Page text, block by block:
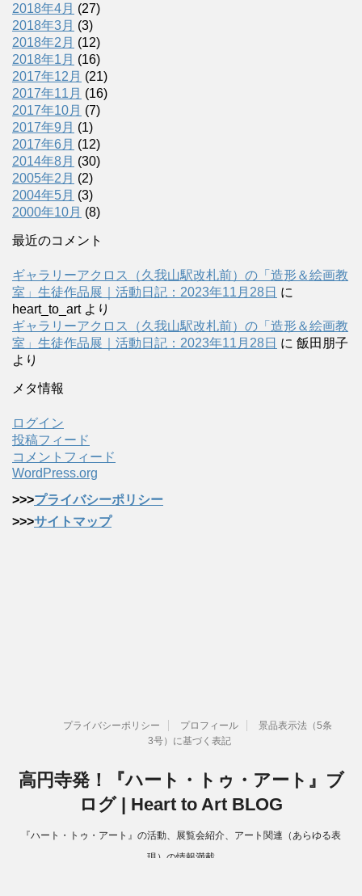
2018年4月 (27)
2018年3月 (3)
2018年2月 (12)
2018年1月 (16)
2017年12月 (21)
2017年11月 (16)
2017年10月 (7)
2017年9月 (1)
2017年6月 (12)
2014年8月 (30)
2005年2月 (2)
2004年5月 (3)
2000年10月 (8)
最近のコメント
ギャラリーアクロス（久我山駅改札前）の「造形＆絵画教
室」生徒作品展｜活動日記：2023年11月28日 に
heart_to_artより
ギャラリーアクロス（久我山駅改札前）の「造形＆絵画教
室」生徒作品展｜活動日記：2023年11月28日 に 飯田朋子
より
メタ情報
ログイン
投稿フィード
コメントフィード
WordPress.org
>>>プライバシーポリシー
>>>サイトマップ
プライバシーポリシー プロフィール
景品表示法（5条
3号）に基づく表記
高円寺発！『ハート・トゥ・アート』ブ
ログ | Heart to Art BLOG
『ハート・トゥ・アート』の活動、展覧会紹介、アート関連（あらゆる表
現）の情報満載